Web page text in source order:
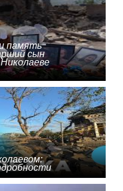
память
сын